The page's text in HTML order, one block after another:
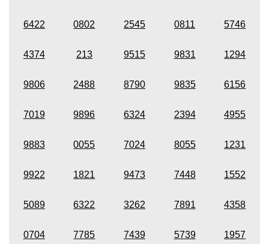
6422 0802 2545 0811 5746
4374 213 9515 9831 1294
9806 2488 8790 9835 6156
7019 9896 6324 2394 4955
9883 0055 7024 8055 1231
9922 1821 9473 7448 1552
5089 6322 3262 7891 4358
0704 7785 7439 5739 1957